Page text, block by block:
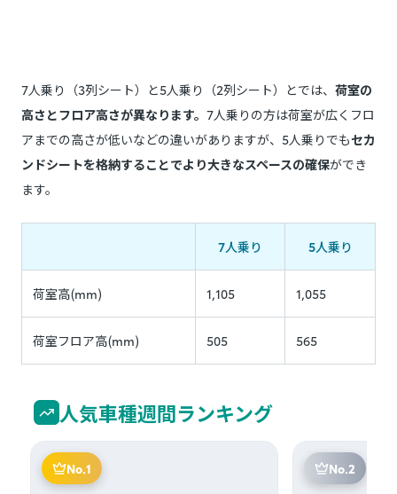
7人乗り（3列シート）と5人乗り（2列シート）とでは、 荷室の
高さとフロア高さが異なります。 7人乗りの方は荷室が広くフロ
アまでの高さが低いなどの違いがありますが、5人乗りでもセカ
ンドシートを格納することでより大きなスペースの確保ができ
ます。
7人乗り 5人乗り
荷室高(mm) 1,105 1,055
荷室フロア高(mm) 505 565